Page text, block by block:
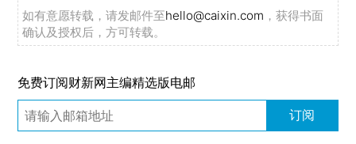
如有意愿转载，请发邮件至hello@caixin.com ，获得书面
确认及授权后，方可转载。
免费订阅财新网主编精选版电邮
订阅